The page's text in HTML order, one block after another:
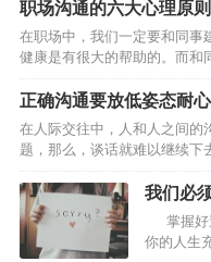
话技巧你是不可不知的。 1.急事，慢慢地说。 遇到急事，如果能沉下心
思考，然后不急不躁地 把事
象， 从而增加他人对你的信任度。 2.小事，幽默地说。 尤
意的提醒，用句玩笑话讲出来
然接受你的提 醒，还会增强
职场沟通的六大心理原则
在职场中，我们一定要和同事
健康是有很大的帮助的。而和
的基础，因此，大家在与人沟
一、讲出来 尤其是坦白的讲出来你内心的感受、感情、痛苦、想法和期
望，但绝对不是批评、责备、抱怨、攻击。 二、
责备、不抱怨、不攻击、不说
子手，只会使事情恶化。 三、互相尊重 只有给予对方尊重才有沟通，若
对方不尊重你时，你也要适当
正确沟通要放低姿态耐
在人际交往中，人和人之间的
题，那么，谈话就难以继续下
快。因此，想要建立自己良好
的。 第一、沟通时舍弃你的自尊心 无谓的自尊和自傲只会成为沟通的绊
脚石，因此，至少应当在沟通
“我的自尊心不允许我……”这样
二、沟通时放低姿态 “我说的才是对的”，这种态度只会导致沟通关系的
我们必
掌握好
你的人生